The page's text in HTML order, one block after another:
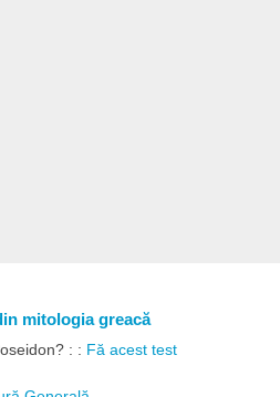
mitologia greacă
: : Fă acest test